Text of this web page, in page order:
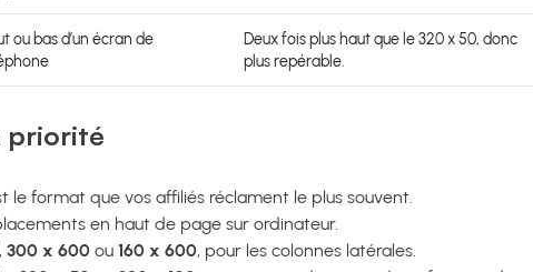
ou bas d’un écran de
Deux fois plus haut que le 320 x 50, donc
plus repérable.
priorité
le format que vos affiliés réclament le plus souvent.
en haut de page sur ordinateur.
300 x 600 ou 160 x 600, pour les colonnes latérales.